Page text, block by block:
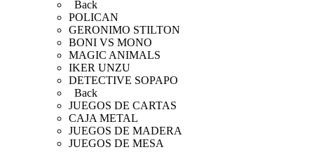
Back
POLICAN
GERONIMO STILTON
BONI VS MONO
MAGIC ANIMALS
IKER UNZU
DETECTIVE SOPAPO
Back
JUEGOS DE CARTAS
CAJA METAL
JUEGOS DE MADERA
JUEGOS DE MESA